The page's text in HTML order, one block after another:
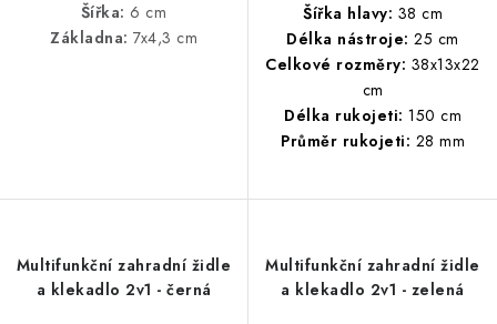
Šířka: 6 cm
Základna: 7x4,3 cm
Šířka hlavy: 38 cm
Délka nástroje: 25 cm
Celkové rozměry: 38x13x22
cm
Délka rukojeti: 150 cm
Průměr rukojeti: 28 mm
Multifunkční zahradní židle
a klekadlo 2v1 - černá
Multifunkční zahradní židle
a klekadlo 2v1 - zelená